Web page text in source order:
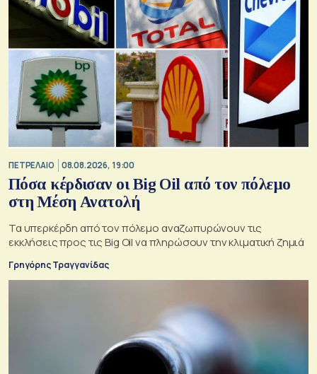
ΠΕΤΡΕΛΑΙΟ 08.08.2026, 19:00
Πόσα κέρδισαν οι Big Oil από τον πόλεμο
στη Μέση Ανατολή
Τα υπερκέρδη από τον πόλεμο αναζωπυρώνουν τις
εκκλήσεις προς τις Big Oil να πληρώσουν την κλιματική ζημιά
Γρηγόρης Τραγγανίδας